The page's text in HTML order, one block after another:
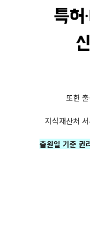
또한
지식재산처
출원일 기준 권